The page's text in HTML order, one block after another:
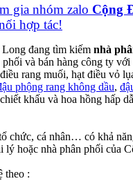
gia nhóm zalo Cộng
hợp tác!
đang tìm kiếm nhà
phối và bán hàng công ty
rang muối, hạt điều vỏ
phộng rang không dầu,
khấu và hoa hồng hấp
chức, cá nhân… có khả
lý hoặc nhà phân phối của
theo :